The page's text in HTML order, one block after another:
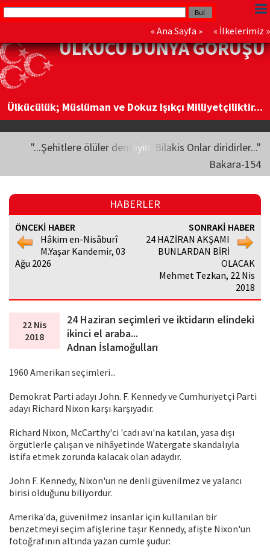
« Ana Sayfa » « İlkelerimiz »
ÜLKÜCÜ DÜNYA GÖRÜŞÜ
Ülkücülük; Müslüman ve Dokuz Işıkçı Milliyetçiliktir...
"...Şehitlere ölüler demeyin. Bilakis Onlar diridirler..."
Bakara-154
HABERLER
ÖNCEKİ HABER
Hâkim en-Nisâburî
M.Yaşar Kandemir, 03
Ağu 2026
SONRAKİ HABER
24 HAZİRAN AKŞAMI
BUNLARDAN BİRİ
OLACAK
Mehmet Tezkan, 22 Nis
2018
22 Nis
2018
24 Haziran seçimleri ve iktidarın elindeki
ikinci el araba...
Adnan İslamoğulları
1960 Amerikan seçimleri...
Demokrat Parti adayı John. F. Kennedy ve Cumhuriyetçi Parti
adayı Richard Nixon karşı karşıyadır.
Richard Nixon, McCarthy'ci 'cadı avı'na katılan, yasa dışı
örgütlerle çalışan ve nihâyetinde Watergate skandalıyla
istifa etmek zorunda kalacak olan adaydır.
John F. Kennedy, Nixon'un ne denli güvenilmez ve yalancı
birisi olduğunu biliyordur.
Amerika'da, güvenilmez insanlar için kullanılan bir
benzetmeyi seçim afişlerine taşır Kennedy, afişte Nixon'un
fotoğrafının altında yazan cümle şudur: